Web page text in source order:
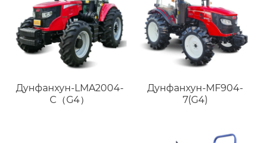
Дунфанхун-LMA2004-
C（G4）
Дунфанхун-MF904-
7(G4)